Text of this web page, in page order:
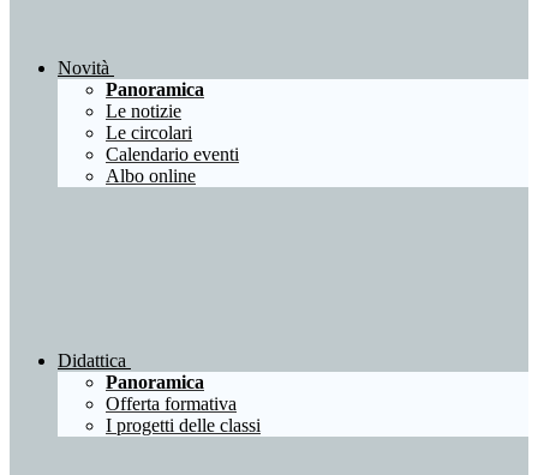
Novità
Panoramica
Le notizie
Le circolari
Calendario eventi
Albo online
Didattica
Panoramica
Offerta formativa
I progetti delle classi